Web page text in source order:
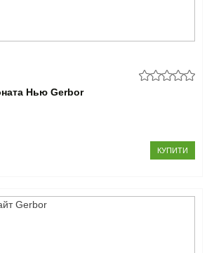
Нью Gerbor
КУПИТИ